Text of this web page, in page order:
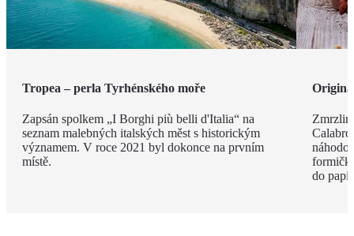
Tropea – perla Tyrhénského moře
Zapsán spolkem „I Borghi più belli d'Italia“ na
seznam malebných italských měst s historickým
významem. V roce 2021 byl dokonce na prvním
místě.
do